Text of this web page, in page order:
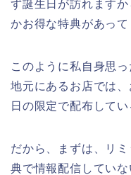
ず誕生日が訪れます
かお得な特典があっ
このように私自身思
地元にあるお店では
日の限定で配布してい
だから、まずは、リ
典で情報配信してい